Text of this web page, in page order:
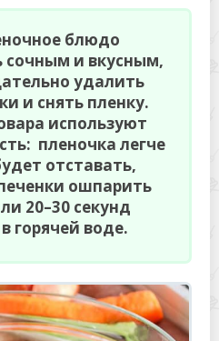
блюдо
сочным и вкусным,
удалить
и снять пленку.
используют
пленочка легче
отставать,
ошпарить
20–30 секунд
горячей воде.